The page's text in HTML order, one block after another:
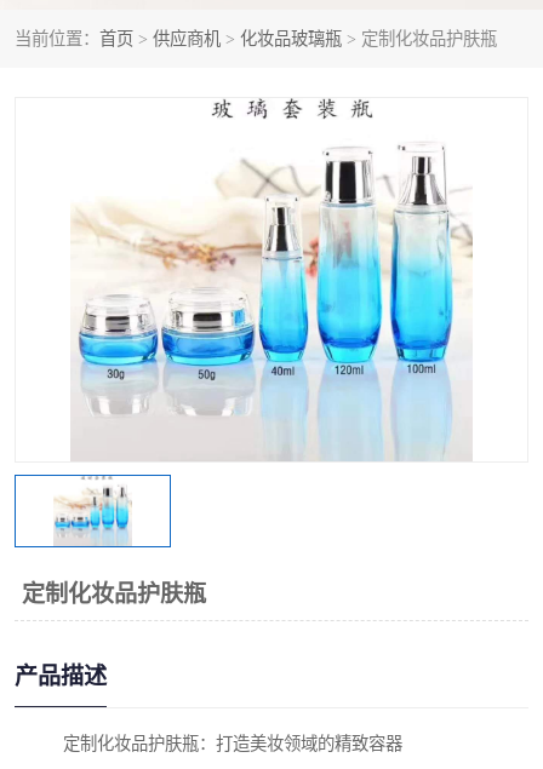
当前位置： 首页 > 供应商机 > 化妆品玻璃瓶 > 定制化妆品护肤瓶
定制化妆品护肤瓶
产品描述
定制化妆品护肤瓶：打造美妆领域的精致容器